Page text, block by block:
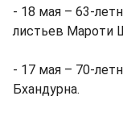
- 18 мая – 63-
листьев Мароти
- 17 мая – 70-
Бхандурна.